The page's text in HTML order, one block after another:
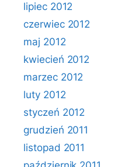
lipiec 2012
czerwiec 2012
maj 2012
kwiecień 2012
marzec 2012
luty 2012
styczeń 2012
grudzień 2011
listopad 2011